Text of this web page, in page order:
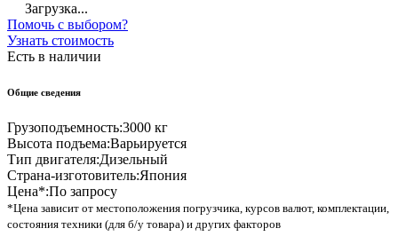
Загрузка...
Помочь с выбором?
Узнать стоимость
Есть в наличии
Общие сведения
Грузоподъемность:3000 кг
Высота подъема:Варьируется
Тип двигателя:Дизельный
Страна-изготовитель:Япония
Цена*:По запросу
*Цена зависит от местоположения погрузчика, курсов валют, комплектации,
состояния техники (для б/у товара) и других факторов